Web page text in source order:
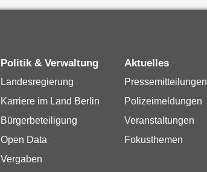
Politik & Verwaltung
Landesregierung
Karriere im Land Berlin
Bürgerbeteiligung
Open Data
Vergaben
Aktuelles
Pressemitteilungen
Polizeimeldungen
Veranstaltungen
Fokusthemen